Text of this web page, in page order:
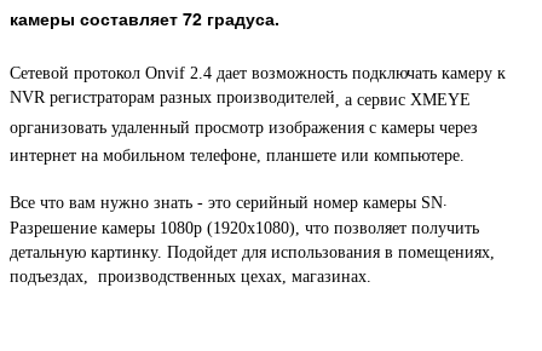
камеры составляет 72 градуса.
Сетевой протокол Onvif 2.4 дает возможность подключать камеру к
NVR регистраторам разных производителей, а сервис XMEYE
организовать удаленный просмотр изображения с камеры через
интернет на мобильном телефоне, планшете или компьютере.
Все что вам нужно знать - это серийный номер камеры SN.
Разрешение камеры 1080p (1920x1080), что позволяет получить
детальную картинку. Подойдет для использования в помещениях,
подъездах, производственных цехах, магазинах.